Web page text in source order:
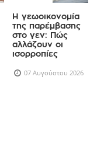
Η γεωοικονομία
της παρέμβασης
στο γεν: Πώς
αλλάζουν οι
ισορροπίες
07 Αυγούστου 2026